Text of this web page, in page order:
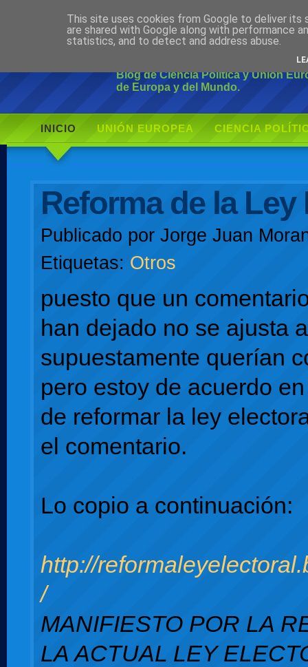
Ciudadano
Blog de Ciencia Política y Unión
de Europa y del Mundo.
INICIO UNIÓN EUROPEA CIENCIA
Reforma de la Ley
Publicado por Jorge Juan
Etiquetas: Otros
puesto que un
han dejado no se ajusta
supuestamente querían
pero estoy de acuerdo
de reformar la ley
el comentario.
Lo copio a continuación:
http://
/
MANIFIESTO POR LA
LA ACTUAL LEY
This site uses cookies from Google to deliver its
are shared with Google along with performance
statistics, and to detect and address abuse.